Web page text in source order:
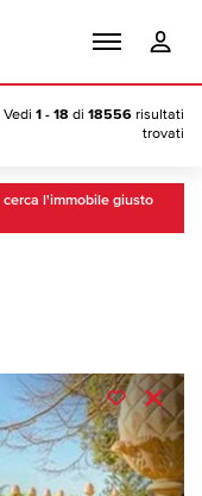
Vedi 1 - 18 di 18556 risultati
trovati
cerca l'immobile giusto